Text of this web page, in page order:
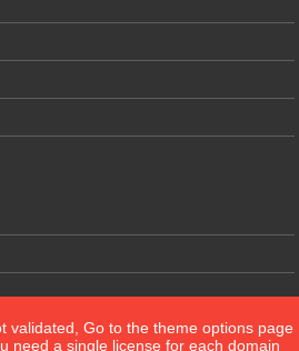
validated, Go to the theme options page
need a single license for each domain